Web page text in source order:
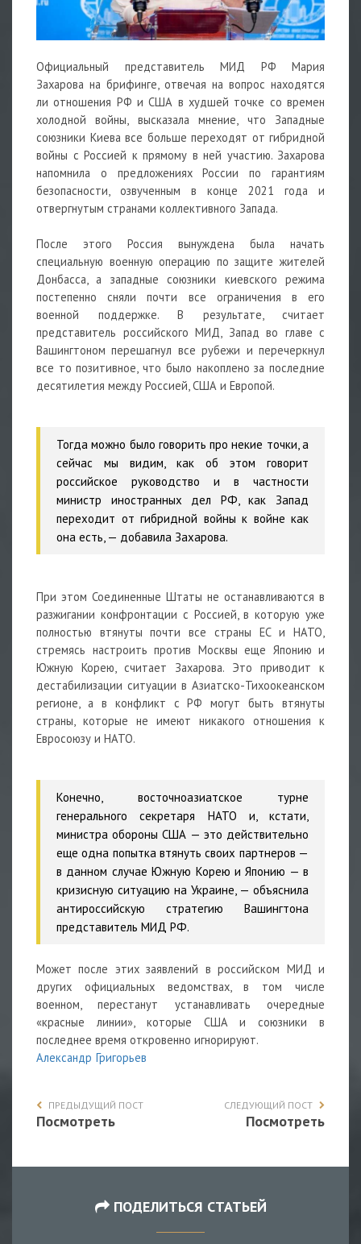
Официальный представитель МИД РФ Мария
Захарова на брифинге, отвечая на вопрос находятся
ли отношения РФ и США в худшей точке со времен
холодной войны, высказала мнение, что Западные
союзники Киева все больше переходят от гибридной
войны с Россией к прямому в ней участию. Захарова
напомнила о предложениях России по гарантиям
безопасности, озвученным в конце 2021 года и
отвергнутым странами коллективного Запада.
После этого Россия вынуждена была начать
специальную военную операцию по защите жителей
Донбасса, а западные союзники киевского режима
постепенно сняли почти все ограничения в его
военной поддержке. В результате, считает
представитель российского МИД, Запад во главе с
Вашингтоном перешагнул все рубежи и перечеркнул
все то позитивное, что было накоплено за последние
десятилетия между Россией, США и Европой.
Тогда можно было говорить про некие точки, а
сейчас мы видим, как об этом говорит
российское руководство и в частности
министр иностранных дел РФ, как Запад
переходит от гибридной войны к войне как
она есть, — добавила Захарова.
При этом Соединенные Штаты не останавливаются в
разжигании конфронтации с Россией, в которую уже
полностью втянуты почти все страны ЕС и НАТО,
стремясь настроить против Москвы еще Японию и
Южную Корею, считает Захарова. Это приводит к
дестабилизации ситуации в Азиатско-Тихоокеанском
регионе, а в конфликт с РФ могут быть втянуты
страны, которые не имеют никакого отношения к
Евросоюзу и НАТО.
Конечно, восточноазиатское турне
генерального секретаря НАТО и, кстати,
министра обороны США — это действительно
еще одна попытка втянуть своих партнеров —
в данном случае Южную Корею и Японию — в
кризисную ситуацию на Украине, — объяснила
антироссийскую стратегию Вашингтона
представитель МИД РФ.
Может после этих заявлений в российском МИД и
других официальных ведомствах, в том числе
военном, перестанут устанавливать очередные
«красные линии», которые США и союзники в
последнее время откровенно игнорируют.
Александр Григорьев
ПРЕДЫДУЩИЙ ПОСТ
Посмотреть
СЛЕДУЮЩИЙ ПОСТ
Посмотреть
ПОДЕЛИТЬСЯ СТАТЬЕЙ